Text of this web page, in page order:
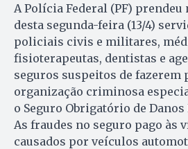
A Polícia Federal (PF) prendeu
desta segunda-feira (13/4)
policiais civis e militares,
fisioterapeutas, dentistas e
seguros suspeitos de fazerem
organização criminosa
o Seguro Obrigatório de Danos
As fraudes no seguro pago às
causados por veículos